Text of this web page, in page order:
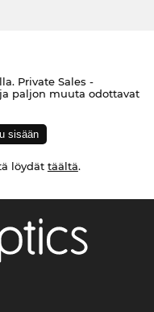
Private Sales -
paljon muuta odottavat
löydät täältä.